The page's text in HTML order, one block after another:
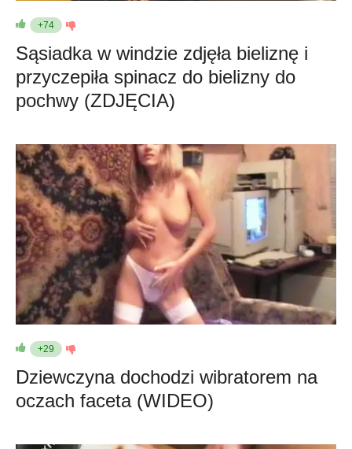
+74
Sąsiadka w windzie zdjęła bieliznę i
przyczepiła spinacz do bielizny do
pochwy (ZDJĘCIA)
+29
Dziewczyna dochodzi wibratorem na
oczach faceta (WIDEO)